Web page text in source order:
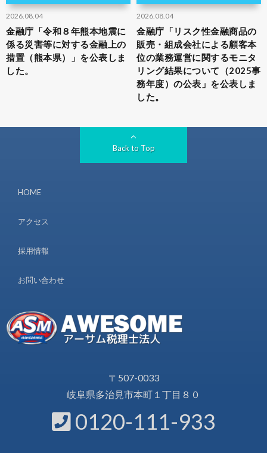
2026.08.04
金融庁「令和８年熊本地震に
係る災害等に対する金融上の
措置（熊本県）」を公表しま
した。
2026.08.04
金融庁「リスク性金融商品の
販売・組成会社による顧客本
位の業務運営に関するモニタ
リング結果について（2025事
務年度）の公表」を公表しま
した。
Back to Top
HOME
アクセス
採用情報
お問い合わせ
〒507-0033
岐阜県多治見市本町１丁目８０
0120-111-933